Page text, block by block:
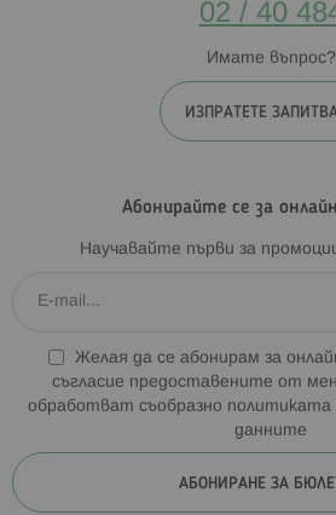
02 / 40
Имате въпрос?
ИЗПРАТЕТЕ
Абонирайте се за
Научавайте първи за
Желая да се абонирам за
съгласие предоставените от
обработват съобразно политиката
данните
АБОНИРАНЕ ЗА